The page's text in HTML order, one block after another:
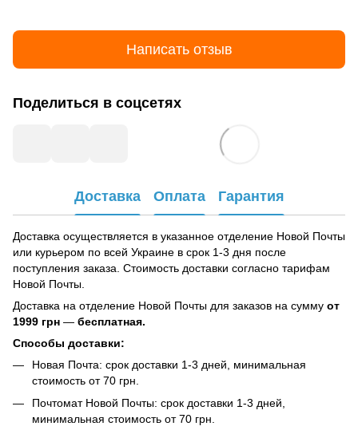
Написать отзыв
Поделиться в соцсетях
Доставка Оплата Гарантия
Доставка осуществляется в указанное отделение Новой Почты
или курьером по всей Украине в срок 1-3 дня после
поступления заказа. Стоимость доставки согласно тарифам
Новой Почты.
Доставка на отделение Новой Почты для заказов на сумму от
1999 грн — бесплатная.
Способы доставки:
Новая Почта: срок доставки 1-3 дней, минимальная
стоимость от 70 грн.
Почтомат Новой Почты: срок доставки 1-3 дней,
минимальная стоимость от 70 грн.